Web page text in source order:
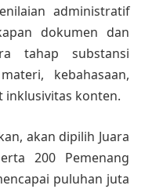
administratif
dokumen dan
tahap substansi
kebahasaan,
inklusivitas konten.
akan dipilih Juara
200 Pemenang
puluhan juta